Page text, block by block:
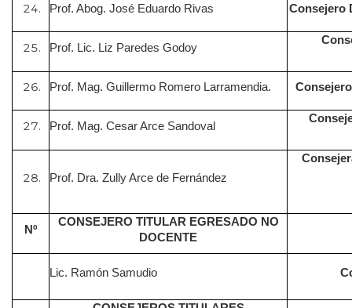
Prof. Abog. José Eduardo Rivas Consejero
Prof. Lic. Liz Paredes Godoy
Prof. Mag. Guillermo Romero Larramendia.
Prof. Mag. Cesar Arce Sandoval
Prof. Dra. Zully Arce de Fernández
Nº
CONSEJERO TITULAR EGRESADO NO
DOCENTE
Lic. Ramón Samudio